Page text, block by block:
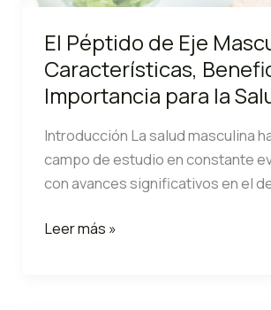
El Péptido de Eje
Características,
Importancia para la
Introducción La salud masculina
campo de estudio en constante
con avances significativos en el
El
Leer más »